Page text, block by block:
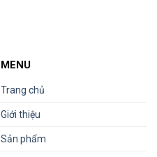
MENU
Trang chủ
Giới thiệu
Sản phẩm